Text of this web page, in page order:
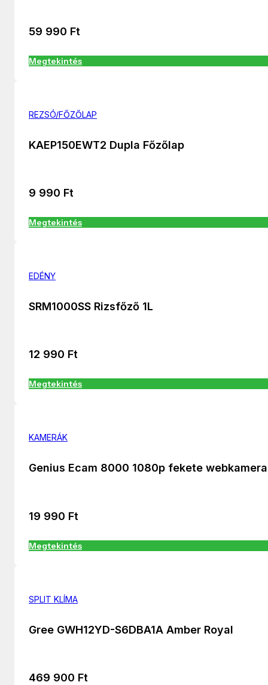
59 990 Ft
Megtekintés
REZSÓ/FŐZŐLAP
KAEP150EWT2 Dupla Főzőlap
9 990 Ft
Megtekintés
EDÉNY
SRM1000SS Rizsfőző 1L
12 990 Ft
Megtekintés
KAMERÁK
Genius Ecam 8000 1080p fekete webkamera
19 990 Ft
Megtekintés
SPLIT KLÍMA
Gree GWH12YD-S6DBA1A Amber Royal
469 900 Ft